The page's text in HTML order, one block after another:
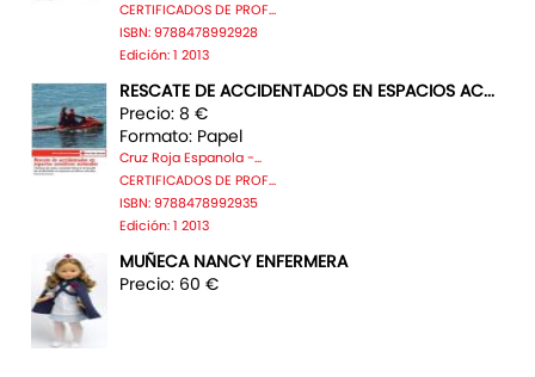
CERTIFICADOS DE PROF...
ISBN: 9788478992928
Edición: 1 2013
RESCATE DE ACCIDENTADOS EN ESPACIOS AC...
Precio: 8 €
Formato: Papel
Cruz Roja Espanola -...
CERTIFICADOS DE PROF...
ISBN: 9788478992935
Edición: 1 2013
MUÑECA NANCY ENFERMERA
Precio: 60 €